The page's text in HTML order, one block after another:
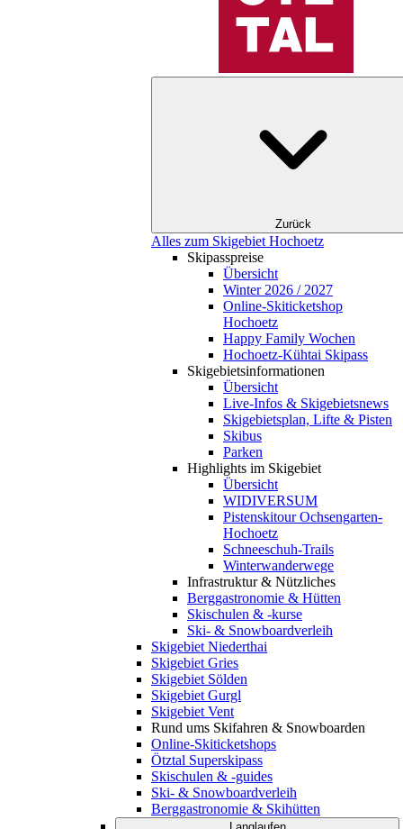
Zurück
Alles zum Skigebiet Hochoetz
Skipasspreise
Übersicht
Winter 2026 / 2027
Online-Skiticketshop
Hochoetz
Happy Family Wochen
Hochoetz-Kühtai Skipass
Skigebietsinformationen
Übersicht
Live-Infos & Skigebietsnews
Skigebietsplan, Lifte & Pisten
Skibus
Parken
Highlights im Skigebiet
Übersicht
WIDIVERSUM
Pistenskitour Ochsengarten-
Hochoetz
Schneeschuh-Trails
Winterwanderwege
Infrastruktur & Nützliches
Berggastronomie & Hütten
Skischulen & -kurse
Ski- & Snowboardverleih
Skigebiet Niederthai
Skigebiet Gries
Skigebiet Sölden
Skigebiet Gurgl
Skigebiet Vent
Rund ums Skifahren & Snowboarden
Online-Skiticketshops
Ötztal Superskipass
Skischulen & -guides
Ski- & Snowboardverleih
Berggastronomie & Skihütten